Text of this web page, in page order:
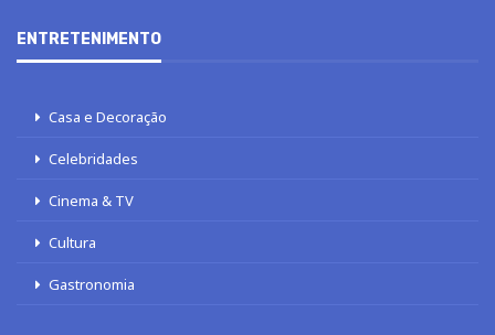
ENTRETENIMENTO
Casa e Decoração
Celebridades
Cinema & TV
Cultura
Gastronomia